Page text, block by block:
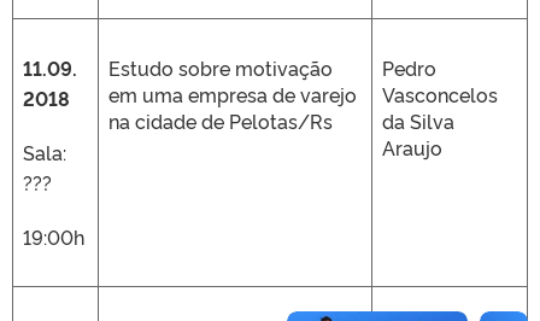
11.09.
2018
Sala:
???
19:00h
Estudo sobre motivação
em uma empresa de varejo
na cidade de Pelotas/Rs
Pedro
Vasconcelos
da Silva
Araujo